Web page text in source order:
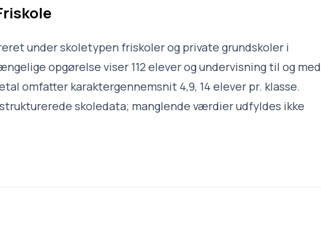
under skoletypen friskoler og private grundskoler i
opgørelse viser 112 elever og undervisning til og med
omfatter karaktergennemsnit 4,9, 14 elever pr. klasse.
skoledata; manglende værdier udfyldes ikke